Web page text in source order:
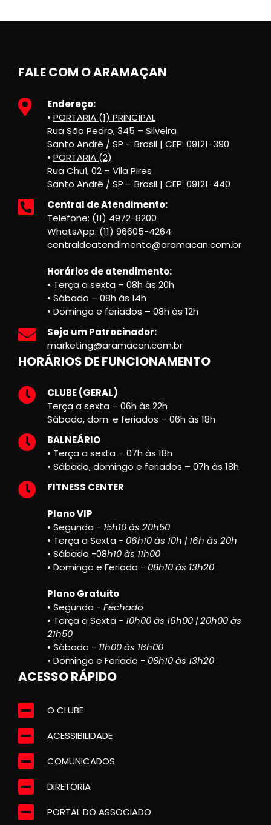
FALE COM O ARAMAÇAN
Endereço:
• PORTARIA (1) PRINCIPAL
Rua São Pedro, 345 – Silveira
Santo André / SP – Brasil | CEP: 09121-390
• PORTARIA (2)
Rua Chuí, 02 – Vila Pires
Santo André / SP – Brasil | CEP: 09121-440
Central de Atendimento:
Telefone: (11) 4972-8200
WhatsApp: (11) 96605-4264
centraldeatendimento@aramacan.com.br
Horários de atendimento:
• Terça a sexta – 08h às 20h
• Sábado – 08h às 14h
• Domingo e feriados – 08h às 12h
Seja um Patrocinador:
marketing@aramacan.com.br
HORÁRIOS DE FUNCIONAMENTO
CLUBE (GERAL)
Terça a sexta – 06h às 22h
Sábado, dom. e feriados – 06h às 18h
BALNEÁRIO
• Terça a sexta – 07h às 18h
• Sábado, domingo e feriados – 07h às 18h
FITNESS CENTER
Plano VIP
• Segunda - 15h10 às 20h50
• Terça a Sexta - 06h10 às 10h | 16h às 20h
• Sábado -08h10 às 11h00
• Domingo e Feriado - 08h10 às 13h20
Plano Gratuito
• Segunda - Fechado
• Terça a Sexta - 10h00 às 16h00 | 20h00 às
21h50
• Sábado - 11h00 às 16h00
• Domingo e Feriado - 08h10 às 13h20
ACESSO RÁPIDO
O CLUBE
ACESSIBILIDADE
COMUNICADOS
DIRETORIA
PORTAL DO ASSOCIADO